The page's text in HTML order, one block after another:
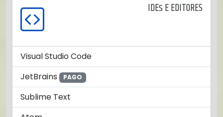
IDEs E EDITORES
Visual Studio Code
JetBrains
PAGO
Sublime Text